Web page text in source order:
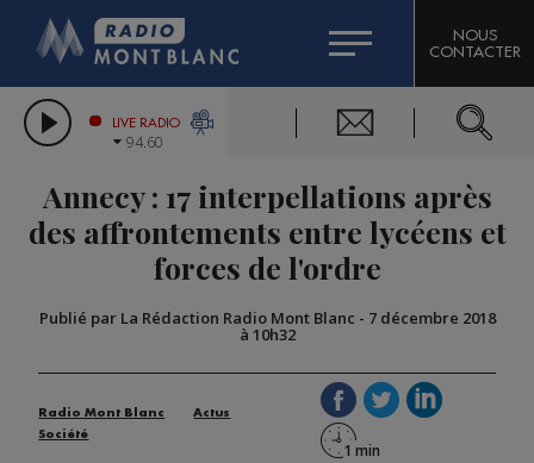
LES CHRONIQUES DE L'EXPERT
CITIZEN MACHINERY
GRAND MASSIF DOMAINES SKIABLES
BIGARD
COMPAGNIE DU MONT-BLANC
NOUS
CONTACTER
LIVE RADIO
94.60
Annecy : 17 interpellations après
des affrontements entre lycéens et
forces de l'ordre
Publié par La Rédaction Radio Mont Blanc - 7 décembre 2018
à 10h32
Radio Mont Blanc
Actus
Société